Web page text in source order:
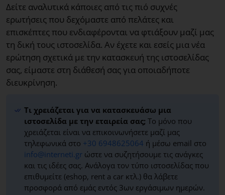
Δείτε αναλυτικά κάποιες από τις πιό συχνές
ερωτήσεις που δεχόμαστε από πελάτες και
επισκέπτες που ενδιαφέρονται να φτιάξουν μαζί μας
τη δική τους ιστοσελίδα. Αν έχετε και εσείς μια νέα
ερώτηση σχετικά με την κατασκευή της ιστοσελίδας
σας, είμαστε στη διάθεσή σας για οποιαδήποτε
διευκρίνηση.
Τι χρειάζεται για να κατασκευάσω μια
ιστοσελίδα με την εταιρεία σας; Το μόνο που
χρειάζεται είναι να επικοινωνήσετε μαζί μας
τηλεφωνικά στο +30 6948625064 ή μέσω email στο
info@interneti.gr ώστε να συζητήσουμε τις ανάγκες
και τις ιδέες σας. Ανάλογα τον τύπο ιστοσελίδας που
επιθυμείτε (eshop, rent a car κτλ.) θα λάβετε
προσφορά από εμάς εντός 3ων εργάσιμων ημερών.